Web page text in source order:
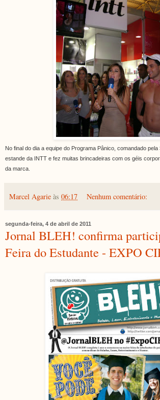
No final do dia a equipe do Programa Pânico, comandado
estande da INTT e fez muitas brincadeiras com os géis
da marca.
Marcel Agarie às 06:17 Nenhum comentário:
segunda-feira, 4 de abril de 2011
Jornal BLEH! confirma
Feira do Estudante - EXPO